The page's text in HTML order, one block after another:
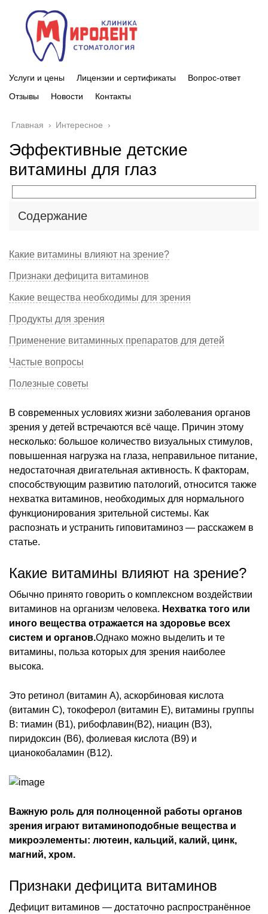
Услуги и цены Лицензии и сертификаты
Вопрос-ответ
Отзывы
Новости Контакты
Главная › Интересное ›
Эффективные детские
витамины для глаз
Содержание
Какие витамины влияют на зрение?
Признаки дефицита витаминов
Какие вещества необходимы для зрения
Продукты для зрения
Применение витаминных препаратов для детей
Частые вопросы
Полезные советы
В современных условиях жизни заболевания органов
зрения у детей встречаются всё чаще. Причин этому
несколько: большое количество визуальных стимулов,
повышенная нагрузка на глаза, неправильное питание,
недостаточная двигательная активность. К факторам,
способствующим развитию патологий, относится также
нехватка витаминов, необходимых для нормального
функционирования зрительной системы. Как
распознать и устранить гиповитаминоз — расскажем в
статье.
Какие витамины влияют на зрение?
Обычно принято говорить о комплексном воздействии
витаминов на организм человека. Нехватка того или
иного вещества отражается на здоровье всех
систем и органов.Однако можно выделить и те
витамины, польза которых для зрения наиболее
высока.
Это ретинол (витамин А), аскорбиновая кислота
(витамин С), токоферол (витамин Е), витамины группы
В: тиамин (В1), рибофлавин(В2), ниацин (В3),
пиридоксин (В6), фолиевая кислота (В9) и
цианокобаламин (В12).
Важную роль для полноценной работы органов
зрения играют витаминоподобные вещества и
микроэлементы: лютеин, кальций, калий, цинк,
магний, хром.
Признаки дефицита витаминов
Дефицит витаминов — достаточно распространённое